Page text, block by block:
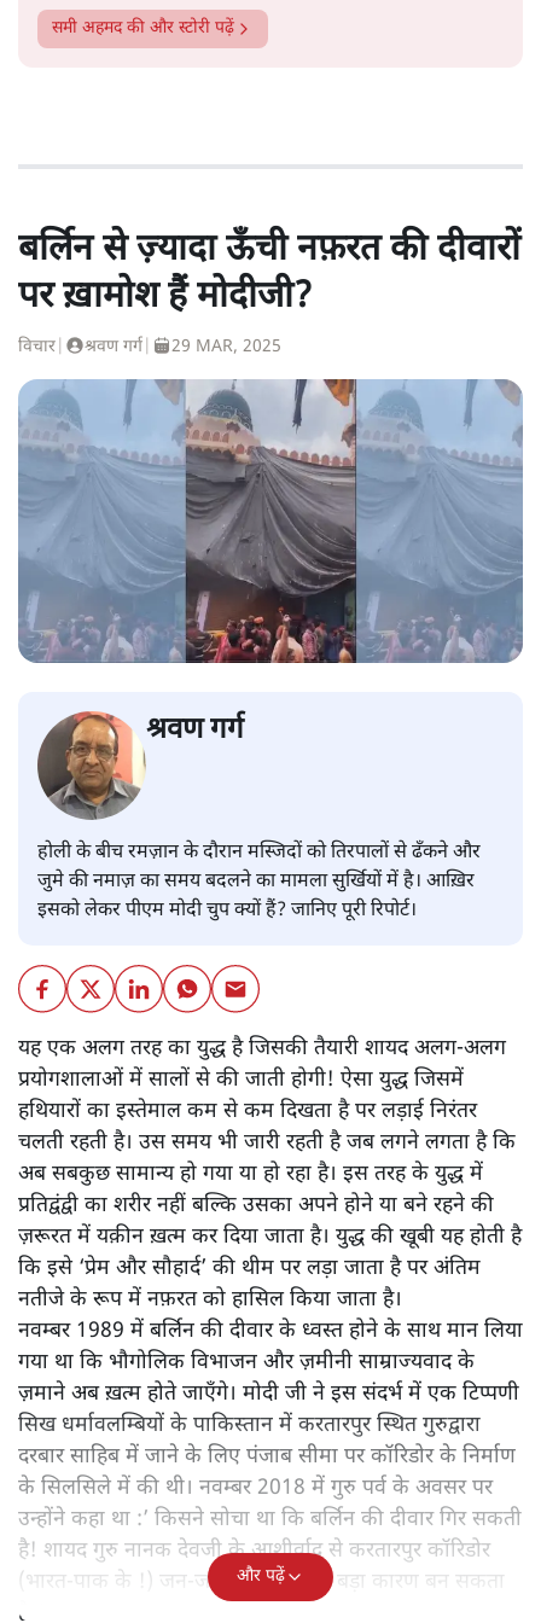
समी अहमदकी और स्टोरी पढ़ें
बर्लिन से ज़्यादा ऊँची नफ़रत की दीवारों
पर ख़ामोश हैं मोदीजी?
विचार श्रवण गर्ग 29 MAR, 2025
श्रवण गर्ग
होली के बीच रमज़ान के दौरान मस्जिदों को तिरपालों से ढँकने और
जुमे की नमाज़ का समय बदलने का मामला सुर्खियों में है। आख़िर
इसको लेकर पीएम मोदी चुप क्यों हैं? जानिए पूरी रिपोर्ट।
यह एक अलग तरह का युद्ध है जिसकी तैयारी शायद अलग-अलग
प्रयोगशालाओं में सालों से की जाती होगी! ऐसा युद्ध जिसमें
हथियारों का इस्तेमाल कम से कम दिखता है पर लड़ाई निरंतर
चलती रहती है। उस समय भी जारी रहती है जब लगने लगता है कि
अब सबकुछ सामान्य हो गया या हो रहा है। इस तरह के युद्ध में
प्रतिद्वंद्वी का शरीर नहीं बल्कि उसका अपने होने या बने रहने की
ज़रूरत में यक़ीन ख़त्म कर दिया जाता है। युद्ध की खूबी यह होती है
कि इसे ‘प्रेम और सौहार्द’ की थीम पर लड़ा जाता है पर अंतिम
नतीजे के रूप में नफ़रत को हासिल किया जाता है।
नवम्बर 1989 में बर्लिन की दीवार के ध्वस्त होने के साथ मान लिया
गया था कि भौगोलिक विभाजन और ज़मीनी साम्राज्यवाद के
ज़माने अब ख़त्म होते जाएँगे। मोदी जी ने इस संदर्भ में एक टिप्पणी
सिख धर्मावलम्बियों के पाकिस्तान में करतारपुर स्थित गुरुद्वारा
दरबार साहिब में जाने के लिए पंजाब सीमा पर कॉरिडोर के निर्माण
के सिलसिले में की थी। नवम्बर 2018 में गुरु पर्व के अवसर पर
उन्होंने कहा था :’ किसने सोचा था कि बर्लिन की दीवार गिर सकती
है! शायद गुरु नानक देवजी के आशीर्वाद से करतारपुर कॉरिडोर
(भारत-पाक के !) जन-जन को जोड़ने का बड़ा कारण बन सकता
है!‘
और पढ़ें